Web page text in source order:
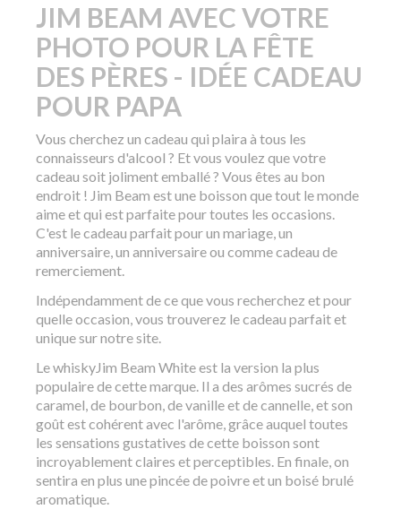
JIM BEAM AVEC VOTRE
PHOTO POUR LA FÊTE
DES PÈRES - IDÉE CADEAU
POUR PAPA
Vous cherchez un cadeau qui plaira à tous les
connaisseurs d'alcool ? Et vous voulez que votre
cadeau soit joliment emballé ? Vous êtes au bon
endroit ! Jim Beam est une boisson que tout le monde
aime et qui est parfaite pour toutes les occasions.
C'est le cadeau parfait pour un mariage, un
anniversaire, un anniversaire ou comme cadeau de
remerciement.
Indépendamment de ce que vous recherchez et pour
quelle occasion, vous trouverez le cadeau parfait et
unique sur notre site.
Le whiskyJim Beam White est la version la plus
populaire de cette marque. Il a des arômes sucrés de
caramel, de bourbon, de vanille et de cannelle, et son
goût est cohérent avec l'arôme, grâce auquel toutes
les sensations gustatives de cette boisson sont
incroyablement claires et perceptibles. En finale, on
sentira en plus une pincée de poivre et un boisé brulé
aromatique.